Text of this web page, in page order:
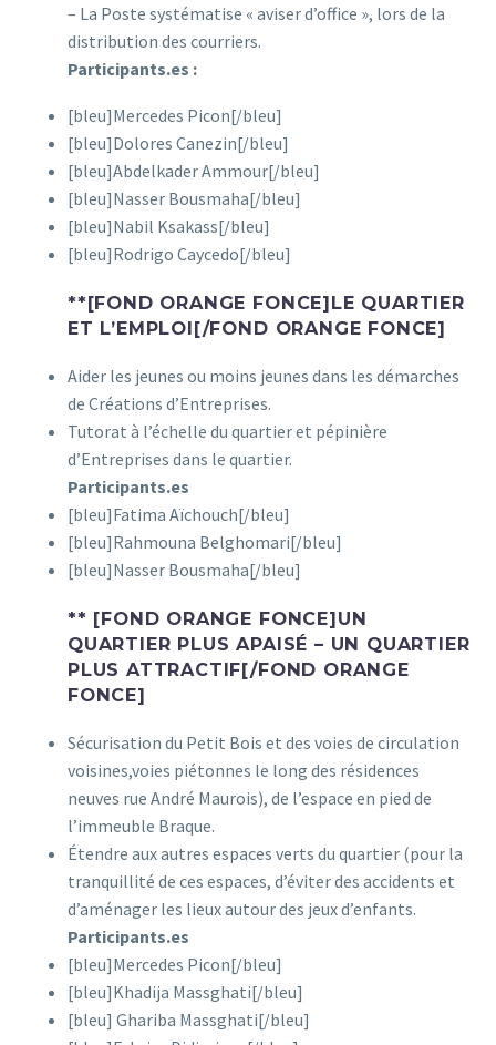
– La Poste systématise « aviser d’office », lors de la
distribution des courriers.
Participants.es :
[bleu]Mercedes Picon[/bleu]
[bleu]Dolores Canezin[/bleu]
[bleu]Abdelkader Ammour[/bleu]
[bleu]Nasser Bousmaha[/bleu]
[bleu]Nabil Ksakass[/bleu]
[bleu]Rodrigo Caycedo[/bleu]
**[FOND ORANGE FONCE]LE QUARTIER
ET L’EMPLOI[/FOND ORANGE FONCE]
Aider les jeunes ou moins jeunes dans les démarches
de Créations d’Entreprises.
Tutorat à l’échelle du quartier et pépinière
d’Entreprises dans le quartier.
Participants.es
[bleu]Fatima Aïchouch[/bleu]
[bleu]Rahmouna Belghomari[/bleu]
[bleu]Nasser Bousmaha[/bleu]
** [FOND ORANGE FONCE]UN
QUARTIER PLUS APAISÉ – UN QUARTIER
PLUS ATTRACTIF[/FOND ORANGE
FONCE]
Sécurisation du Petit Bois et des voies de circulation
voisines,voies piétonnes le long des résidences
neuves rue André Maurois), de l’espace en pied de
l’immeuble Braque.
Étendre aux autres espaces verts du quartier (pour la
tranquillité de ces espaces, d’éviter des accidents et
d’aménager les lieux autour des jeux d’enfants.
Participants.es
[bleu]Mercedes Picon[/bleu]
[bleu]Khadija Massghati[/bleu]
[bleu] Ghariba Massghati[/bleu]